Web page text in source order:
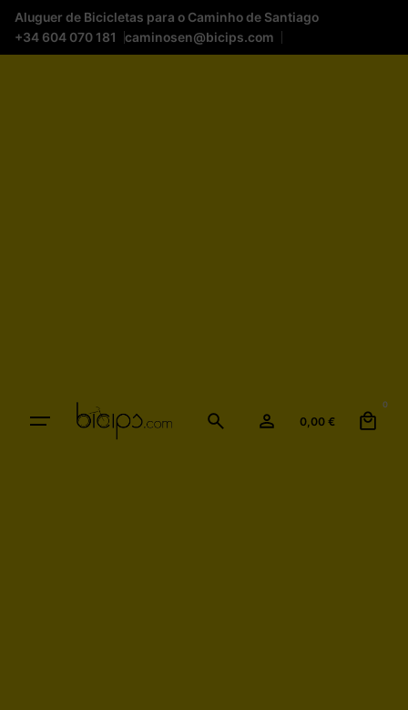
Aluguer de Bicicletas para o Caminho de Santiago
+34 604 070 181
caminosen@bicips.com
0,00 €
0